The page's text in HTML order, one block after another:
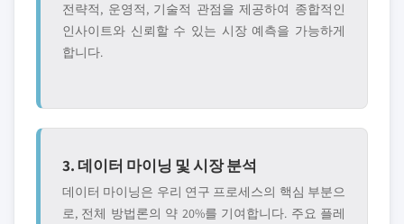
전략적, 운영적, 기술적 관점을 제공하여 종합적인
인사이트와 신뢰할 수 있는 시장 예측을 가능하게
합니다.
3. 데이터 마이닝 및 시장 분석
데이터 마이닝은 우리 연구 프로세스의 핵심 부분으
로, 전체 방법론의 약 20%를 기여합니다. 주요 플레